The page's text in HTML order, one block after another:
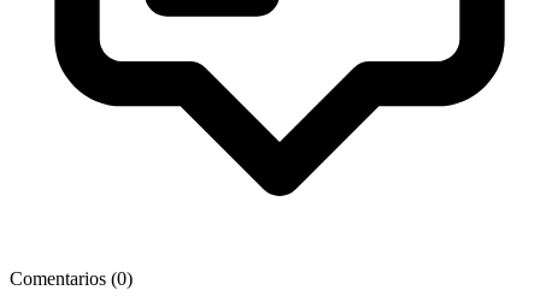
Comentarios (0)